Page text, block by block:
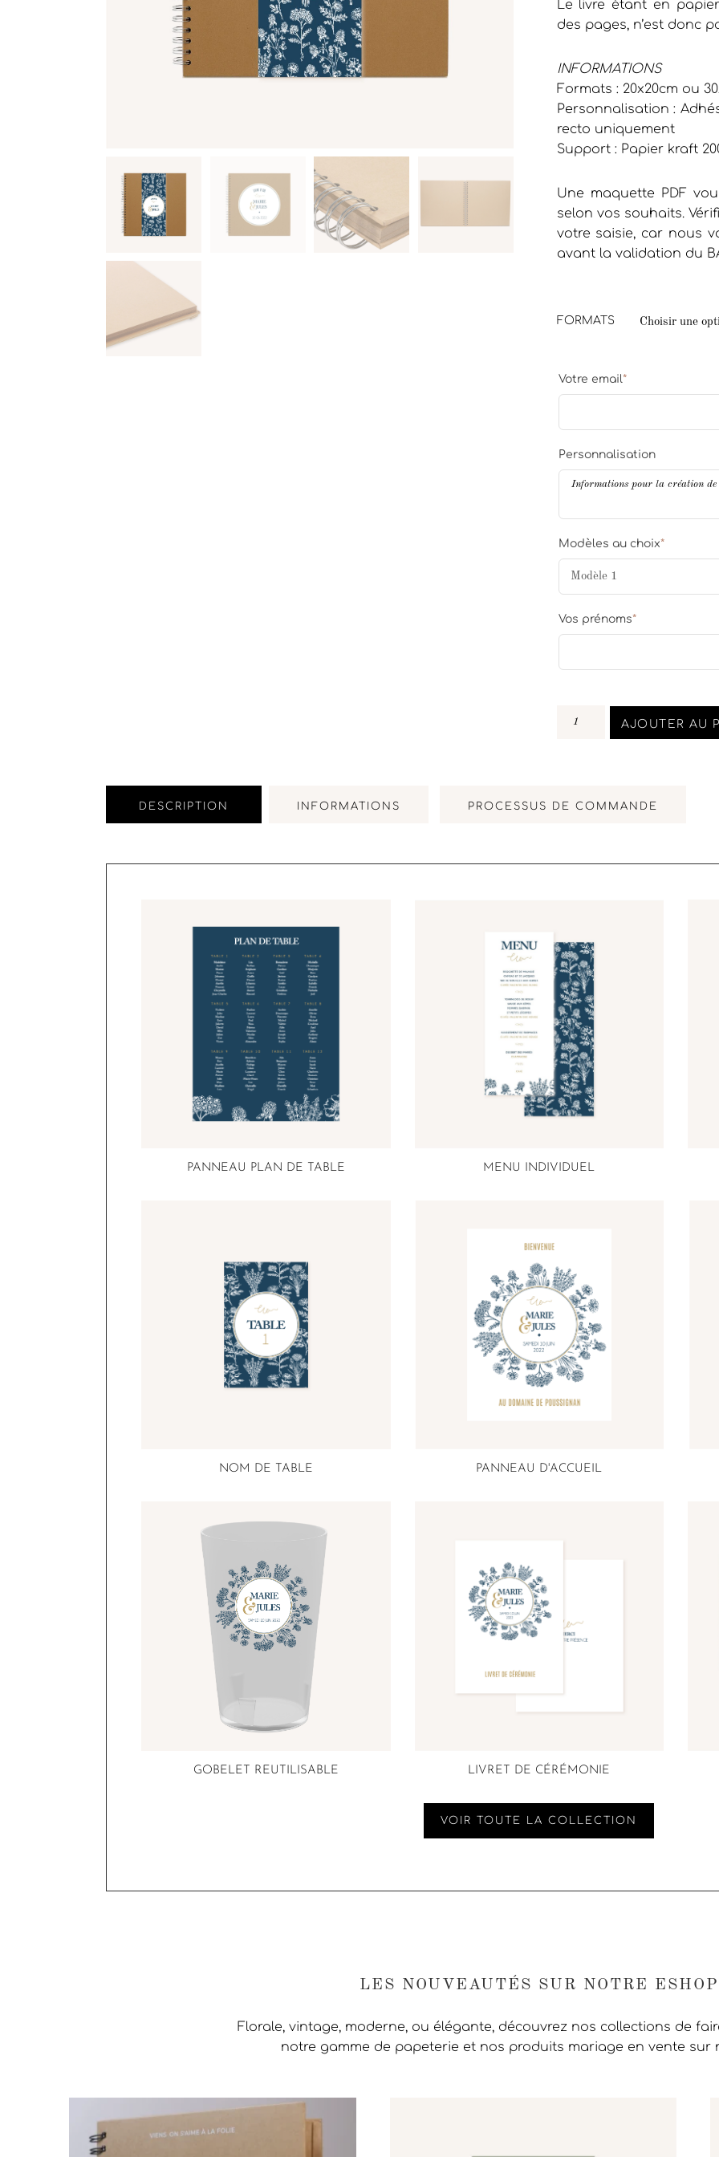
Le livre étant en
des pages, n’est donc
INFORMATIONS
Formats : 20x20cm ou
Personnalisation :
recto uniquement
Support : Papier kraft
Une maquette PDF
selon vos souhaits.
votre saisie, car nous
avant la validation du
FORMATS
Votre email*
Personnalisation
Modèles au choix*
Vos prénoms*
AJOUTER AU
DESCRIPTION INFORMATIONS PROCESSUS DE COMMANDE
PANNEAU PLAN DE TABLE MENU INDIVIDUEL
NOM DE TABLE PANNEAU D'ACCUEIL
GOBELET REUTILISABLE LIVRET DE CÉRÉMONIE
VOIR TOUTE LA COLLECTION
LES NOUVEAUTÉS SUR NOTRE ESHOP
Florale, vintage, moderne, ou élégante, découvrez nos collections de
notre gamme de papeterie et nos produits mariage en vente sur